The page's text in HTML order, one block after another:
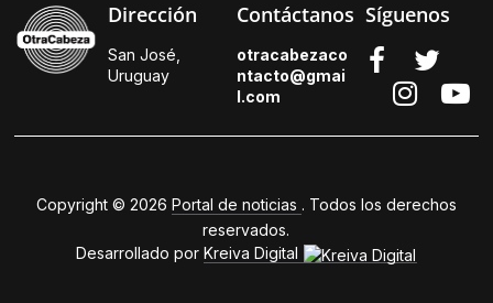
Dirección
San José,
Uruguay
Contáctanos
otracabezaco
ntacto@gmai
l.com
Síguenos
Copyright © 2026 Portal de noticias . Todos los derechos
reservados.
Desarrollado porKreiva Digital